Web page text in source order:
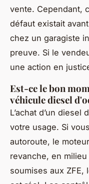
vente. Cependant,
défaut existait
chez un garagiste
preuve. Si le
une action en
Est-ce le bon
véhicule diesel
L’achat d’un
votre usage. Si
autoroute, le
revanche, en
soumises aux